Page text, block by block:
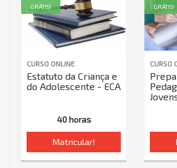
CURSO ONLINE
Estatuto da Criança e
do Adolescente - ECA
40 horas
Matricular!
GRÁTIS!
CURSO
GRÁTIS!